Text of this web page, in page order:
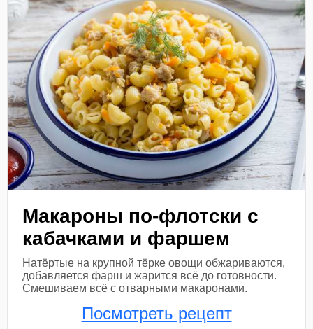
Макароны по-флотски с
кабачками и фаршем
Натёртые на крупной тёрке овощи обжариваются,
добавляется фарш и жарится всё до готовности.
Смешиваем всё с отварными макаронами.
Посмотреть рецепт